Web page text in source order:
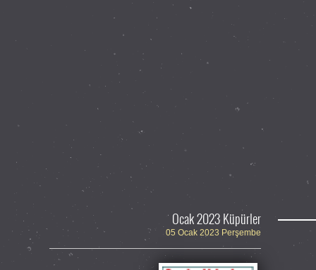
Ocak 2023 Küpürler
05 Ocak 2023 Perşembe